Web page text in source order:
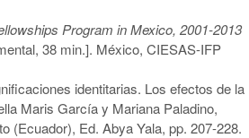
Program in Mexico, 2001-2013
38 min.]. México, CIESAS-IFP
identitarias. Los efectos de la
Maris García y Mariana Paladino,
(Ecuador), Ed. Abya Yala, pp. 207-228.